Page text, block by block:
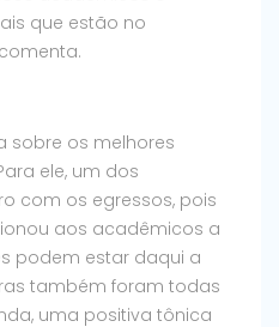
que estão no
sobre os melhores
ele, um dos
com os egressos, pois
aos acadêmicos a
podem estar daqui a
também foram todas
uma positiva tônica